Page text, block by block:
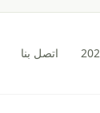
اتصل بنا